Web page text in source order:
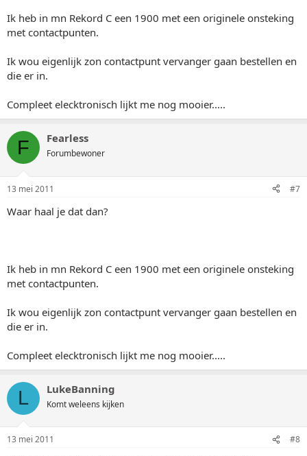
Ik heb in mn Rekord C een 1900 met een originele onsteking
met contactpunten.
Ik wou eigenlijk zon contactpunt vervanger gaan bestellen en
die er in.
Compleet elecktronisch lijkt me nog mooier.....
F Fearless
Forumbewoner
13 mei 2011 #7
Waar haal je dat dan?
Ik heb in mn Rekord C een 1900 met een originele onsteking
met contactpunten.
Ik wou eigenlijk zon contactpunt vervanger gaan bestellen en
die er in.
Compleet elecktronisch lijkt me nog mooier.....
L LukeBanning
Komt weleens kijken
13 mei 2011 #8